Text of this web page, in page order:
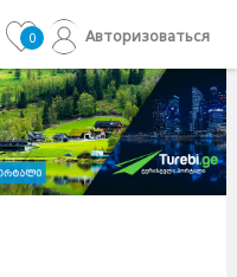
0 Авторизоваться